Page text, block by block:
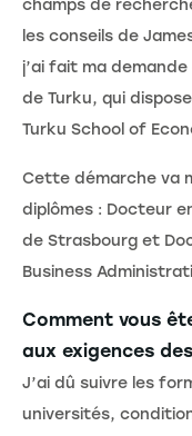
champs de
les conseils de
j’ai fait ma
de Turku, qui
Turku School of
Cette démarche va
diplômes : Docteur
de Strasbourg et
Business
Comment vous
aux exigences
J’ai dû suivre les
universités,